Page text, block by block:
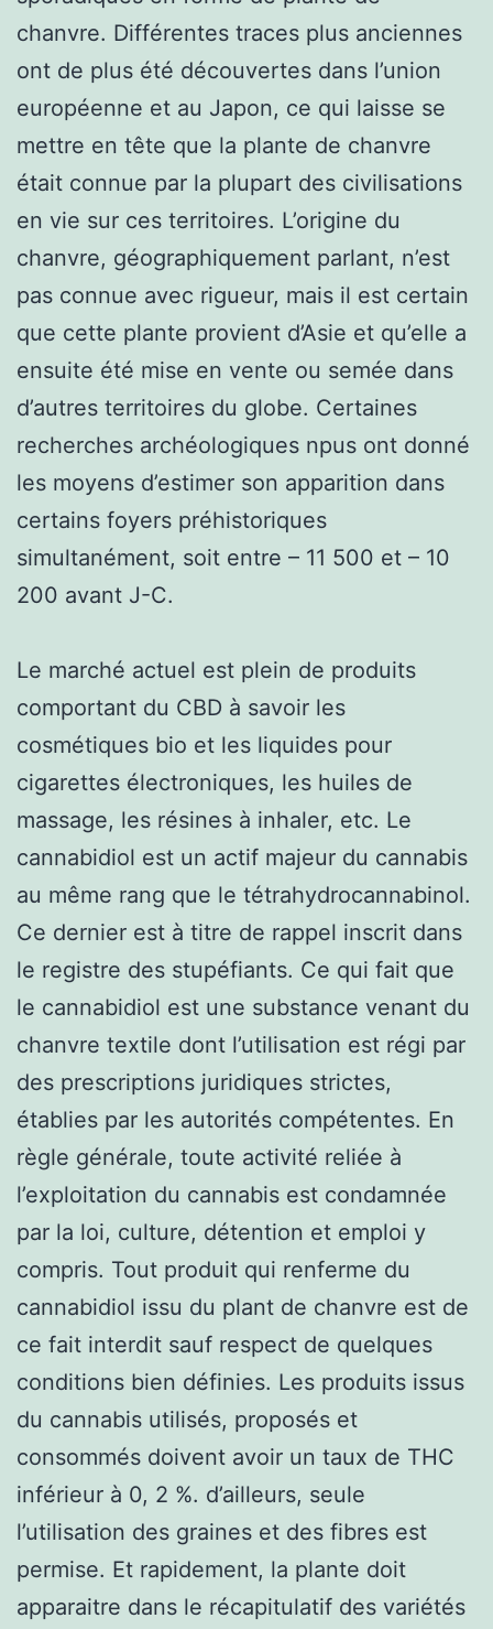
chanvre. Différentes traces plus anciennes
ont de plus été découvertes dans l’union
européenne et au Japon, ce qui laisse se
mettre en tête que la plante de chanvre
était connue par la plupart des civilisations
en vie sur ces territoires. L’origine du
chanvre, géographiquement parlant, n’est
pas connue avec rigueur, mais il est certain
que cette plante provient d’Asie et qu’elle a
ensuite été mise en vente ou semée dans
d’autres territoires du globe. Certaines
recherches archéologiques npus ont donné
les moyens d’estimer son apparition dans
certains foyers préhistoriques
simultanément, soit entre – 11 500 et – 10
200 avant J-C.
Le marché actuel est plein de produits
comportant du CBD à savoir les
cosmétiques bio et les liquides pour
cigarettes électroniques, les huiles de
massage, les résines à inhaler, etc. Le
cannabidiol est un actif majeur du cannabis
au même rang que le tétrahydrocannabinol.
Ce dernier est à titre de rappel inscrit dans
le registre des stupéfiants. Ce qui fait que
le cannabidiol est une substance venant du
chanvre textile dont l’utilisation est régi par
des prescriptions juridiques strictes,
établies par les autorités compétentes. En
règle générale, toute activité reliée à
l’exploitation du cannabis est condamnée
par la loi, culture, détention et emploi y
compris. Tout produit qui renferme du
cannabidiol issu du plant de chanvre est de
ce fait interdit sauf respect de quelques
conditions bien définies. Les produits issus
du cannabis utilisés, proposés et
consommés doivent avoir un taux de THC
inférieur à 0, 2 %. d’ailleurs, seule
l’utilisation des graines et des fibres est
permise. Et rapidement, la plante doit
apparaitre dans le récapitulatif des variétés